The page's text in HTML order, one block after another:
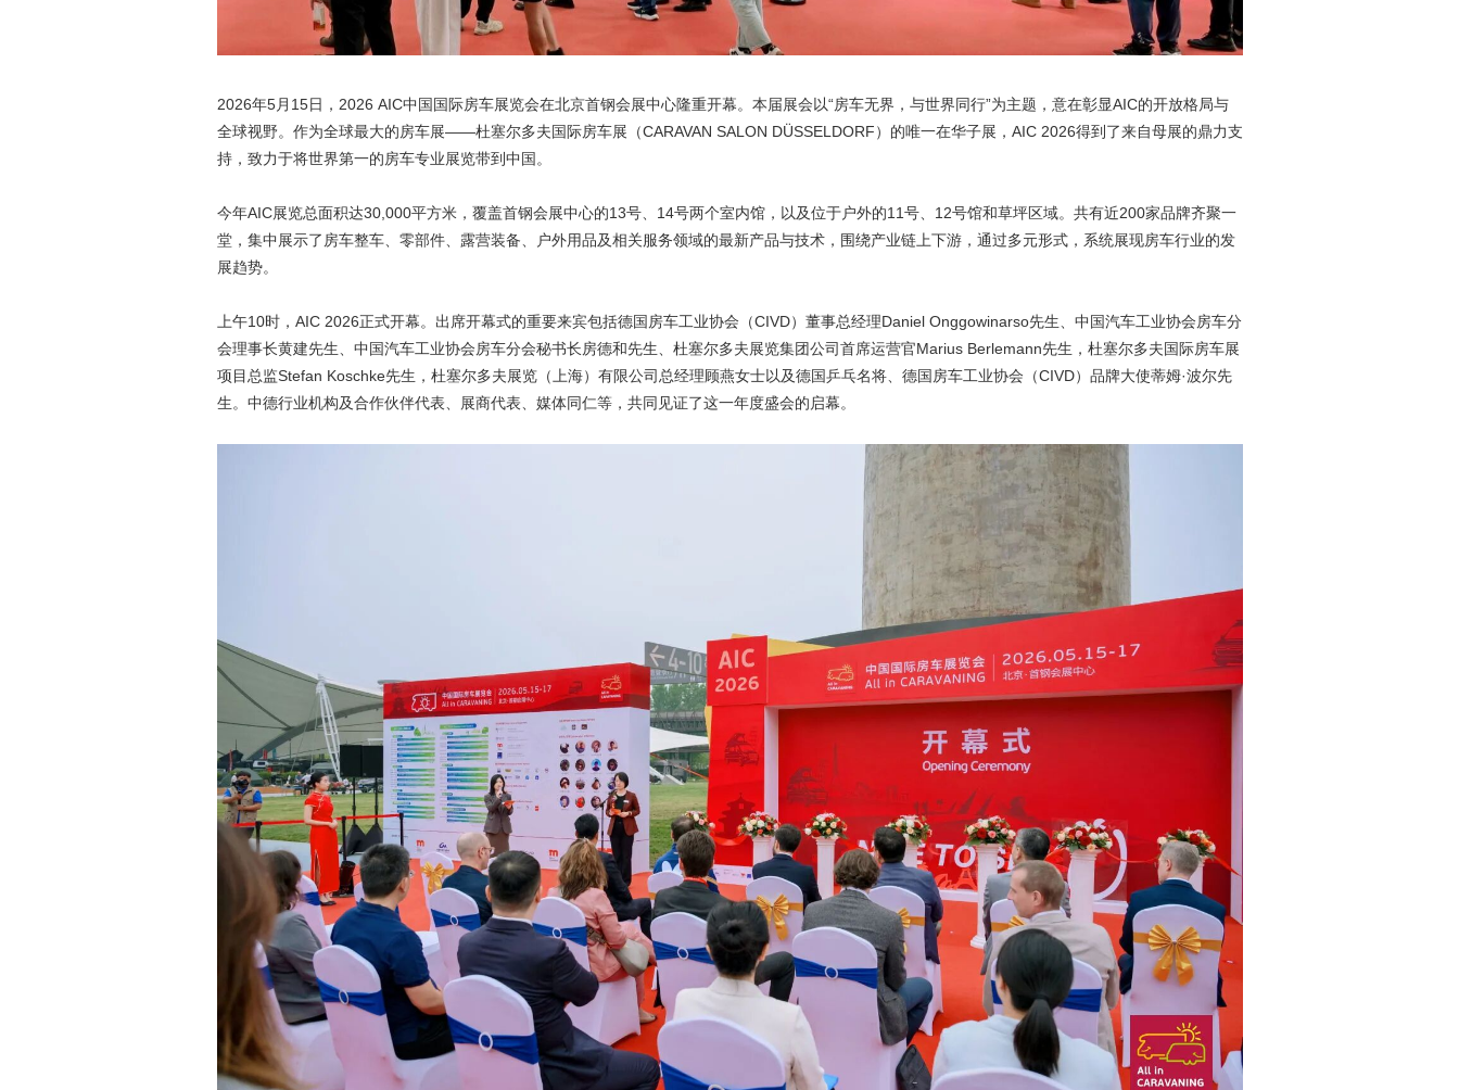
2026年5月15日，2026 AIC中国国际房车展览会在北京首钢会展中心隆重开幕。本届展会以“房车无界，与世界同行”为主题，意在彰显AIC的开放格局与
全球视野。作为全球最大的房车展——杜塞尔多夫国际房车展（CARAVAN SALON DÜSSELDORF）的唯一在华子展，AIC 2026得到了来自母展的鼎力支
持，致力于将世界第一的房车专业展览带到中国。
今年AIC展览总面积达30,000平方米，覆盖首钢会展中心的13号、14号两个室内馆，以及位于户外的11号、12号馆和草坪区域。共有近200家品牌齐聚一
堂，集中展示了房车整车、零部件、露营装备、户外用品及相关服务领域的最新产品与技术，围绕产业链上下游，通过多元形式，系统展现房车行业的发
展趋势。
上午10时，AIC 2026正式开幕。出席开幕式的重要来宾包括德国房车工业协会（CIVD）董事总经理Daniel Onggowinarso先生、中国汽车工业协会房车分
会理事长黄建先生、中国汽车工业协会房车分会秘书长房德和先生、杜塞尔多夫展览集团公司首席运营官Marius Berlemann先生，杜塞尔多夫国际房车展
项目总监Stefan Koschke先生，杜塞尔多夫展览（上海）有限公司总经理顾燕女士以及德国乒乓名将、德国房车工业协会（CIVD）品牌大使蒂姆·波尔先
生。中德行业机构及合作伙伴代表、展商代表、媒体同仁等，共同见证了这一年度盛会的启幕。